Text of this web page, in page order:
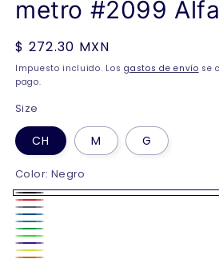
metro #2099
Precio
habitual
$ 272.30 MXN
Impuesto incluido. Losgastos de envío se
pago.
Size
CH M G
Color: Negro
Negro
Rojo
Oxford
Azul
Turquesa
Verde
verde
Morado
Amarillo